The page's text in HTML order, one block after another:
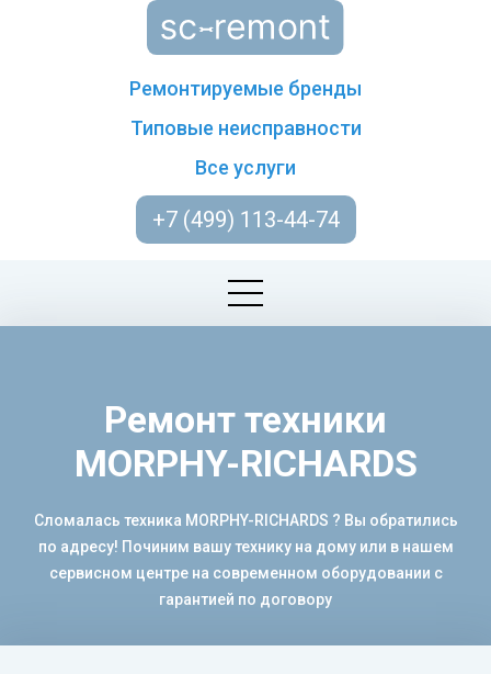
Ремонтируемые бренды
Типовые неисправности
Все услуги
+7 (499) 113-44-74
Ремонт техники
MORPHY-RICHARDS
Сломалась техника MORPHY-RICHARDS ? Вы обратились
по адресу! Починим вашу технику на дому или в нашем
сервисном центре на современном оборудовании с
гарантией по договору